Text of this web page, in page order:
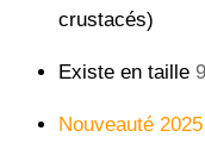
crustacés)
Existe en taille
Nouveauté 2025